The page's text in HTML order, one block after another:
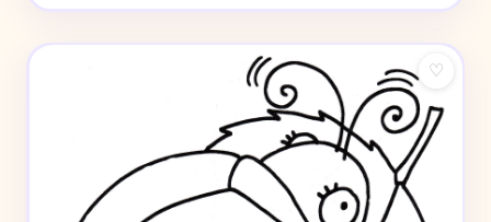
♡